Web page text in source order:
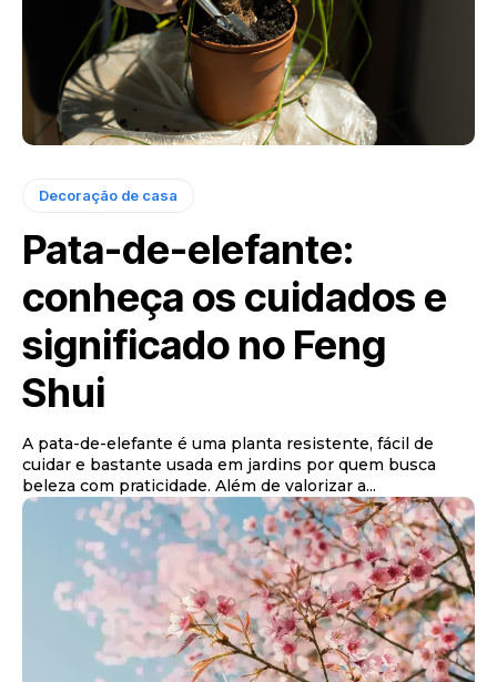
Decoração de casa
Pata-de-elefante:
conheça os cuidados e
significado no Feng
Shui
A pata-de-elefante é uma planta resistente, fácil de
cuidar e bastante usada em jardins por quem busca
beleza com praticidade. Além de valorizar a...